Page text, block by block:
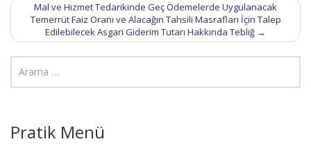
Mal ve Hizmet Tedarikinde Geç Ödemelerde Uygulanacak
Temerrüt Faiz Oranı ve Alacağın Tahsili Masrafları İçin Talep
Edilebilecek Asgari Giderim Tutarı Hakkında Tebliğ →
Pratik Menü